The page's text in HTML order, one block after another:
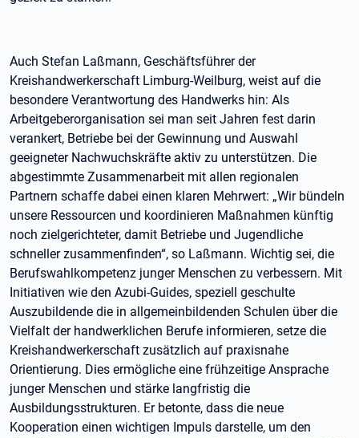
Auch Stefan Laßmann, Geschäftsführer der
Kreishandwerkerschaft Limburg-Weilburg, weist auf die
besondere Verantwortung des Handwerks hin: Als
Arbeitgeberorganisation sei man seit Jahren fest darin
verankert, Betriebe bei der Gewinnung und Auswahl
geeigneter Nachwuchskräfte aktiv zu unterstützen. Die
abgestimmte Zusammenarbeit mit allen regionalen
Partnern schaffe dabei einen klaren Mehrwert: „Wir bündeln
unsere Ressourcen und koordinieren Maßnahmen künftig
noch zielgerichteter, damit Betriebe und Jugendliche
schneller zusammenfinden“, so Laßmann. Wichtig sei, die
Berufswahlkompetenz junger Menschen zu verbessern. Mit
Initiativen wie den Azubi-Guides, speziell geschulte
Auszubildende die in allgemeinbildenden Schulen über die
Vielfalt der handwerklichen Berufe informieren, setze die
Kreishandwerkerschaft zusätzlich auf praxisnahe
Orientierung. Dies ermögliche eine frühzeitige Ansprache
junger Menschen und stärke langfristig die
Ausbildungsstrukturen. Er betonte, dass die neue
Kooperation einen wichtigen Impuls darstelle, um den